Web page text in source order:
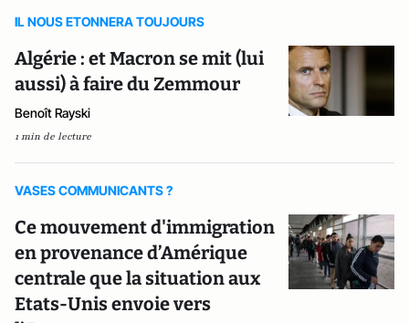
IL NOUS ETONNERA TOUJOURS
Algérie : et Macron se mit (lui
aussi) à faire du Zemmour
Benoît Rayski
1 min de lecture
VASES COMMUNICANTS ?
Ce mouvement d'immigration
en provenance d’Amérique
centrale que la situation aux
Etats-Unis envoie vers